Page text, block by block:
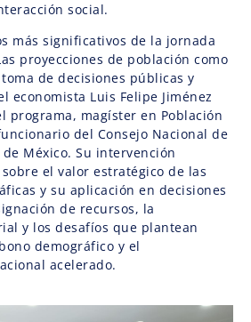
social.
más significativos de la jornada
proyecciones de población como
de decisiones públicas y
economista Luis Felipe Jiménez
programa, magíster en Población
del Consejo Nacional de
de México. Su intervención
el valor estratégico de las
y su aplicación en decisiones
de recursos, la
y los desafíos que plantean
demográfico y el
acelerado.